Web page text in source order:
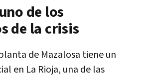
de los
de la crisis
de Mazalosa tiene un
en La Rioja, una de las